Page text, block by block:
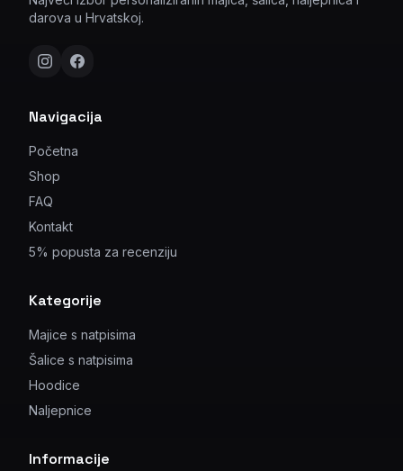
darova u Hrvatskoj.
Navigacija
Početna
Shop
FAQ
Kontakt
5% popusta za recenziju
Kategorije
Majice s natpisima
Šalice s natpisima
Hoodice
Naljepnice
Informacije